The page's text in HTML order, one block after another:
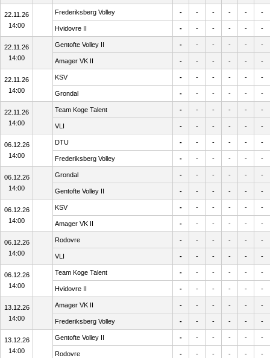
22.11.26
14:00
Frederiksberg Volley - - - - - -
Hvidovre II - - - - - -
22.11.26
14:00
Gentofte Volley II - - - - - -
Amager VK II - - - - - -
22.11.26
14:00
KSV - - - - - -
Grondal - - - - - -
22.11.26
14:00
Team Koge Talent - - - - - -
VLI - - - - - -
06.12.26
14:00
DTU - - - - - -
Frederiksberg Volley - - - - - -
06.12.26
14:00
Grondal - - - - - -
Gentofte Volley II - - - - - -
06.12.26
14:00
KSV - - - - - -
Amager VK II - - - - - -
06.12.26
14:00
Rodovre - - - - - -
VLI - - - - - -
06.12.26
14:00
Team Koge Talent - - - - - -
Hvidovre II - - - - - -
13.12.26
14:00
Amager VK II - - - - - -
Frederiksberg Volley - - - - - -
13.12.26
14:00
Gentofte Volley II - - - - - -
Rodovre - - - - - -